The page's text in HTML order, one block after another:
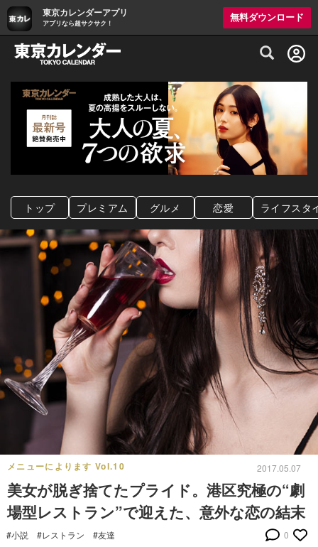
東京カレンダーアプリ
アプリなら超サクサク！
無料ダウンロード
グルメ情報・プレミアムレストラン予約
トップ プレミアム グルメ 恋愛 ライフスタ
メニューによります Vol.10 2017.05.07
美女が脱ぎ捨てたプライド。港区究極の“劇
場型レストラン”で迎えた、意外な恋の結末
#小説 #レストラン #友達 0